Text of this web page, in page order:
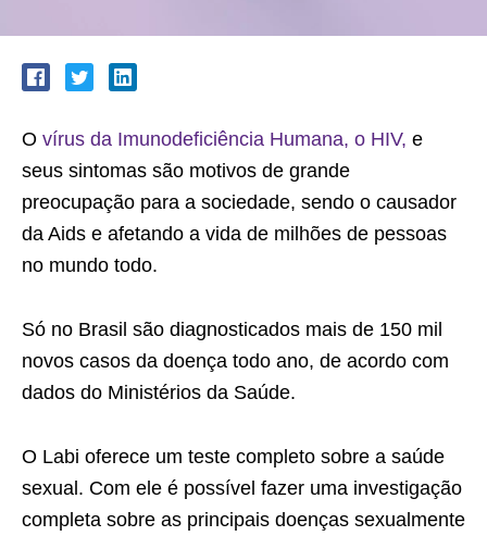
O vírus da Imunodeficiência Humana, o HIV, e
seus sintomas são motivos de grande
preocupação para a sociedade, sendo o causador
da Aids e afetando a vida de milhões de pessoas
no mundo todo.
Só no Brasil são diagnosticados mais de 150 mil
novos casos da doença todo ano, de acordo com
dados do Ministérios da Saúde.
O Labi oferece um teste completo sobre a saúde
sexual. Com ele é possível fazer uma investigação
completa sobre as principais doenças sexualmente